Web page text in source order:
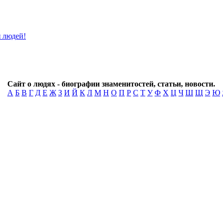
Сайт о людях - биографии знаменитостей, статьи, новости.
А Б В Г Д Е Ж З И Й К Л М Н О П Р С Т У Ф Х Ц Ч Ш Щ Э Ю